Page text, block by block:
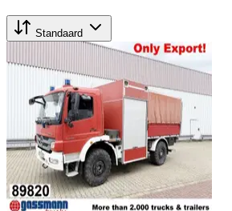
Standaard